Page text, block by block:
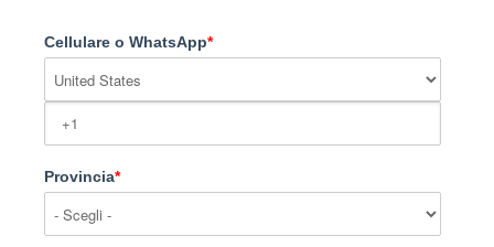
Cellulare o WhatsApp*
Provincia*